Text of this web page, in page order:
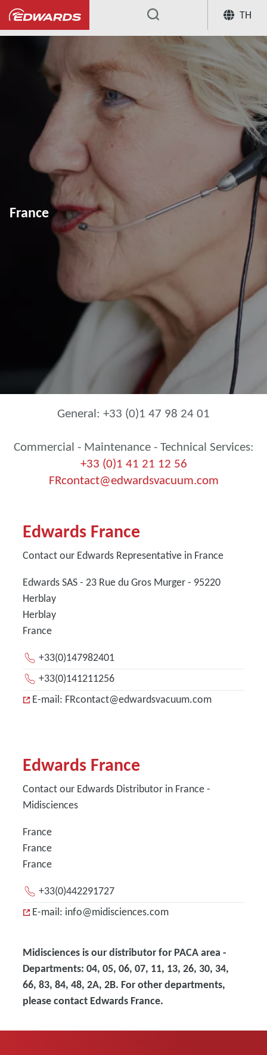
TH
...
France
General: +33 (0)1 47 98 24 01
Commercial - Maintenance - Technical Services:
+33 (0)1 41 21 12 56
FRcontact@edwardsvacuum.com
Edwards France
Contact our Edwards Representative in France
Edwards SAS - 23 Rue du Gros Murger - 95220
Herblay
Herblay
France
+33(0)147982401
+33(0)141211256
E-mail: FRcontact@edwardsvacuum.com
Edwards France
Contact our Edwards Distributor in France -
Midisciences
France
France
France
+33(0)442291727
E-mail: info@midisciences.com
Midisciences is our distributor for PACA area -
Departments: 04, 05, 06, 07, 11, 13, 26, 30, 34,
66, 83, 84, 48, 2A, 2B. For other departments,
please contact Edwards France.